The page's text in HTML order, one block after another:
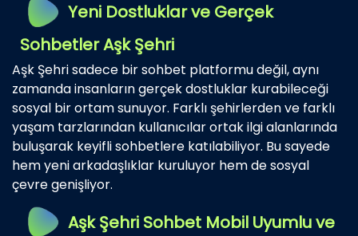
Yeni Dostluklar ve Gerçek
Sohbetler Aşk Şehri
Aşk Şehri sadece bir sohbet platformu değil, aynı
zamanda insanların gerçek dostluklar kurabileceği
sosyal bir ortam sunuyor. Farklı şehirlerden ve farklı
yaşam tarzlarından kullanıcılar ortak ilgi alanlarında
buluşarak keyifli sohbetlere katılabiliyor. Bu sayede
hem yeni arkadaşlıklar kuruluyor hem de sosyal
çevre genişliyor.
Aşk Şehri Sohbet Mobil Uyumlu ve